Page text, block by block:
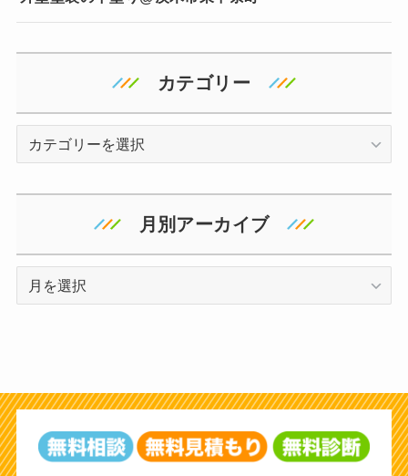
カテゴリー
月別アーカイブ